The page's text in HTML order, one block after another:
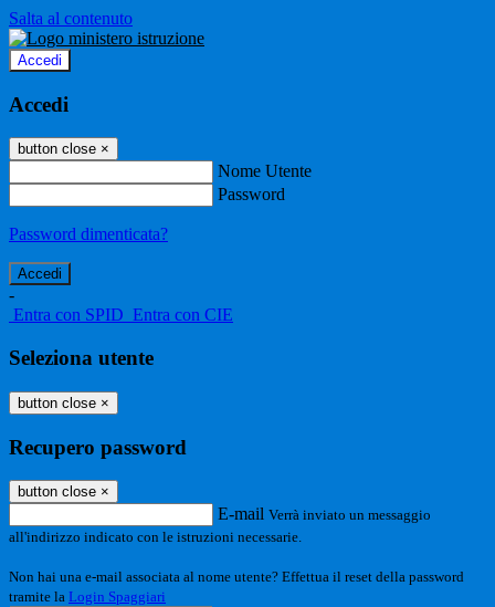
Salta al contenuto
Accedi
Accedi
button close ×
Nome Utente
Password
Password dimenticata?
-
Entra con SPID Entra con CIE
Seleziona utente
button close ×
Recupero password
button close ×
E-mail Verrà inviato un messaggio
all'indirizzo indicato con le istruzioni necessarie.
Non hai una e-mail associata al nome utente? Effettua il reset della password
tramite la Login Spaggiari